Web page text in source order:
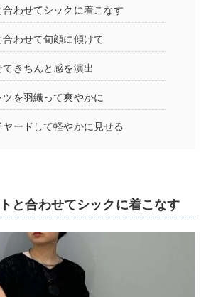
わせてシックに着こなす
合わせて旬顔に傾けて
きちんと感を演出
を羽織って爽やかに
ードして軽やかに見せる
と合わせてシックに着こなす